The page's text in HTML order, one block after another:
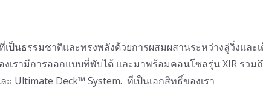
ป็นธรรมชาติและทรงพลังด้วยการผสมผสานระหว่างลู่วิ่งแล
เรามีการออกแบบที่พับได้ และมาพร้อมคอนโซลรุ่น XIR รวม
ะ Ultimate Deck™ System. ที่เป็นเอกสิทธิ์ของเรา